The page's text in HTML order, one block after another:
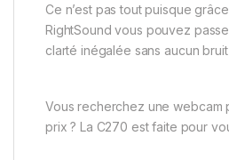
Ce n’est pas tout puisque
RightSound vous pouvez
clarté inégalée sans aucun
Vous recherchez une webcam
prix ? La C270 est faite pour